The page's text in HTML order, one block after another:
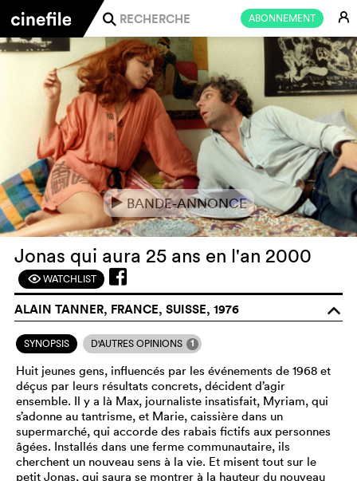
ABONNEMENT E
j
eBANDE-ANNONCE
Jonas qui aura 25 ans en l'an 2000
FWATCHLIST
ALAIN TANNER, FRANCE, SUISSE, 1976 o
SYNOPSIS D'AUTRES OPINIONS 1
Huit jeunes gens, influencés par les événements de 1968 et
déçus par leurs résultats concrets, décident d’agir
ensemble. Il y a là Max, journaliste insatisfait, Myriam, qui
s’adonne au tantrisme, et Marie, caissière dans un
supermarché, qui accorde des rabais fictifs aux personnes
âgées. Installés dans une ferme communautaire, ils
cherchent un nouveau sens à la vie. Et misent tout sur le
petit Jonas, qui saura se montrer à la hauteur du nouveau